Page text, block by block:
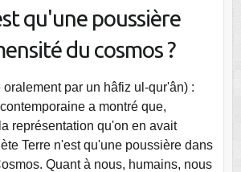
qu'une poussière
du cosmos ?
par un hâfiz ul-qur'ân) :
a montré que,
représentation qu'on en avait
Terre n'est qu'une poussière dans
Quant à nous, humains, nous